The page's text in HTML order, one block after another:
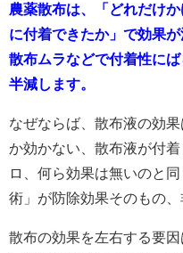
農薬散布は、「どれだけ
に付着できたか」で効果
散布ムラなどで付着性に
半減します。
なぜならば、散布液の効
か効かない、散布液が付
ロ、何ら効果は無いのと
術」が防除効果そのもの
散布の効果を左右する要